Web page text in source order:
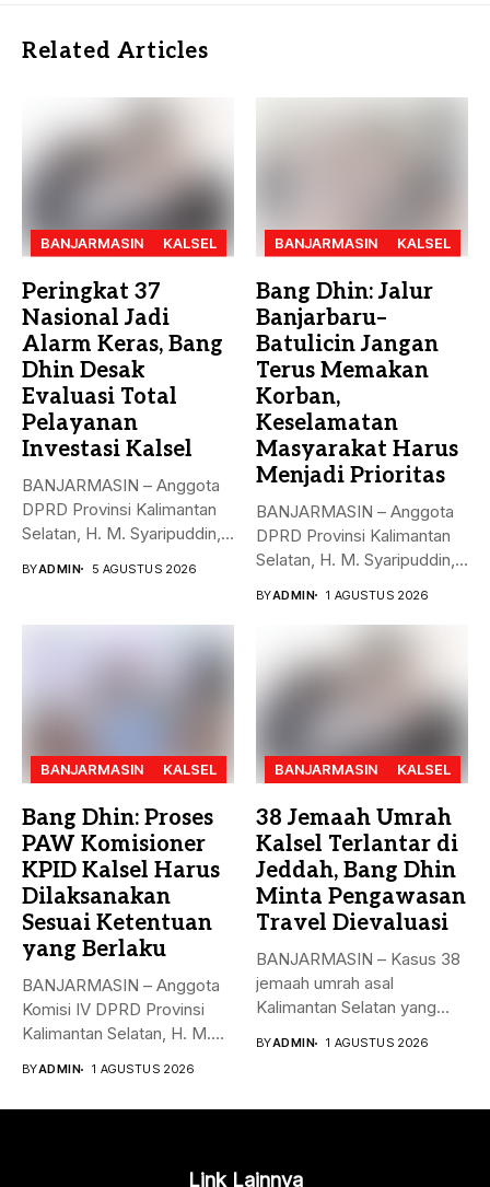
Related Articles
BANJARMASIN KALSEL
Peringkat 37
Nasional Jadi
Alarm Keras, Bang
Dhin Desak
Evaluasi Total
Pelayanan
Investasi Kalsel
BANJARMASIN – Anggota
DPRD Provinsi Kalimantan
Selatan, H. M. Syaripuddin,
BYADMIN 5 AGUSTUS 2026
BANJARMASIN KALSEL
Bang Dhin: Jalur
Banjarbaru–
Batulicin Jangan
Terus Memakan
Korban,
Keselamatan
Masyarakat Harus
Menjadi Prioritas
BANJARMASIN – Anggota
DPRD Provinsi Kalimantan
Selatan, H. M. Syaripuddin,
BYADMIN 1 AGUSTUS 2026
BANJARMASIN KALSEL
Bang Dhin: Proses
PAW Komisioner
KPID Kalsel Harus
Dilaksanakan
Sesuai Ketentuan
yang Berlaku
BANJARMASIN – Anggota
Komisi IV DPRD Provinsi
Kalimantan Selatan, H. M.
BYADMIN 1 AGUSTUS 2026
BANJARMASIN KALSEL
38 Jemaah Umrah
Kalsel Terlantar di
Jeddah, Bang Dhin
Minta Pengawasan
Travel Dievaluasi
BANJARMASIN – Kasus 38
jemaah umrah asal
Kalimantan Selatan yang
BYADMIN 1 AGUSTUS 2026
Link Lainnya